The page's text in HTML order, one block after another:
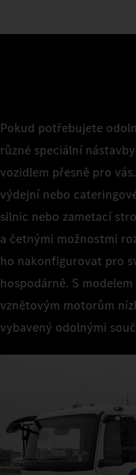
Pokud potřebujete
různé speciální
vozidlem přesně pro
výdejní nebo
silnic nebo zametací
a četnými možnostmi
ho nakonfigurovat pro
hospodárně. S
vznětovým motorům
vybavený odolnými